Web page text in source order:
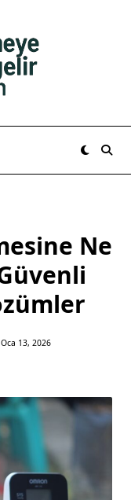
Ne
Oca 13, 2026